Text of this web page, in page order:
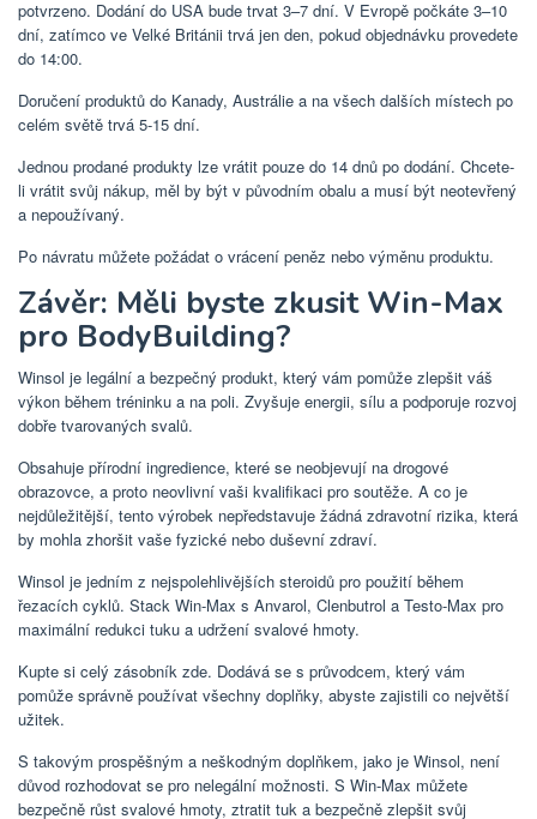
potvrzeno. Dodání do USA bude trvat 3–7 dní. V Evropě počkáte 3–10
dní, zatímco ve Velké Británii trvá jen den, pokud objednávku provedete
do 14:00.
Doručení produktů do Kanady, Austrálie a na všech dalších místech po
celém světě trvá 5-15 dní.
Jednou prodané produkty lze vrátit pouze do 14 dnů po dodání. Chcete-
li vrátit svůj nákup, měl by být v původním obalu a musí být neotevřený
a nepoužívaný.
Po návratu můžete požádat o vrácení peněz nebo výměnu produktu.
Závěr: Měli byste zkusit Win-Max
pro BodyBuilding?
Winsol je legální a bezpečný produkt, který vám pomůže zlepšit váš
výkon během tréninku a na poli. Zvyšuje energii, sílu a podporuje rozvoj
dobře tvarovaných svalů.
Obsahuje přírodní ingredience, které se neobjevují na drogové
obrazovce, a proto neovlivní vaši kvalifikaci pro soutěže. A co je
nejdůležitější, tento výrobek nepředstavuje žádná zdravotní rizika, která
by mohla zhoršit vaše fyzické nebo duševní zdraví.
Winsol je jedním z nejspolehlivějších steroidů pro použití během
řezacích cyklů. Stack Win-Max s Anvarol, Clenbutrol a Testo-Max pro
maximální redukci tuku a udržení svalové hmoty.
Kupte si celý zásobník zde. Dodává se s průvodcem, který vám
pomůže správně používat všechny doplňky, abyste zajistili co největší
užitek.
S takovým prospěšným a neškodným doplňkem, jako je Winsol, není
důvod rozhodovat se pro nelegální možnosti. S Win-Max můžete
bezpečně růst svalové hmoty, ztratit tuk a bezpečně zlepšit svůj